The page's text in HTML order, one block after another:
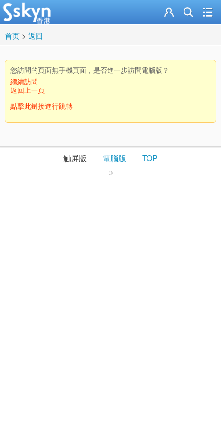
首页 > 返回
您訪問的頁面無手機頁面，是否進一步訪問電腦版？
繼續訪問
返回上一頁
點擊此鏈接進行跳轉
触屏版 電腦版 TOP
©